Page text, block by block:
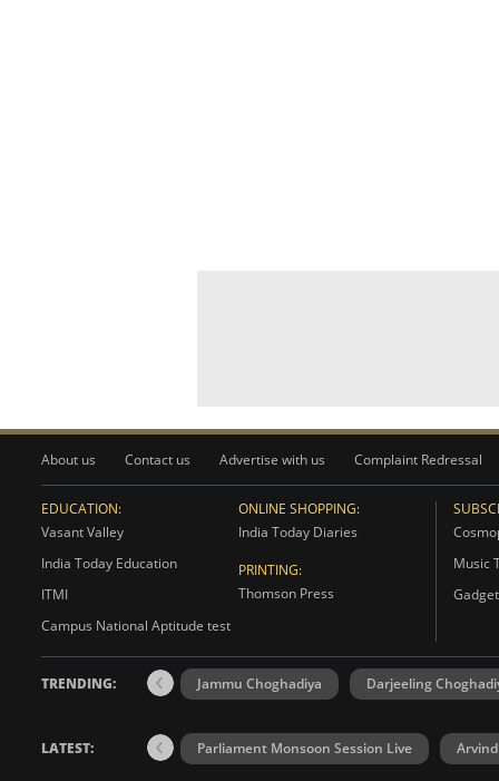
About us Contact us Advertise with us Complaint Redressal
EDUCATION:
Vasant Valley
India Today Education
ITMI
Campus National Aptitude test
ONLINE SHOPPING:
India Today Diaries
PRINTING:
Thomson Press
Music
TRENDING: Jammu Choghadiya Darjeeling
LATEST: Parliament Monsoon Session Live